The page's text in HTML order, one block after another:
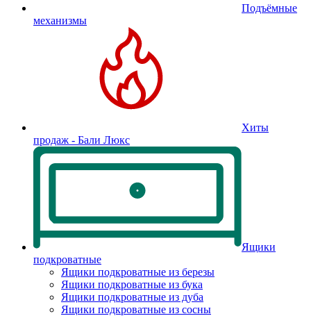
Подъёмные
механизмы
Хиты
продаж - Бали Люкс
Ящики
подкроватные
Ящики подкроватные из березы
Ящики подкроватные из бука
Ящики подкроватные из дуба
Ящики подкроватные из сосны